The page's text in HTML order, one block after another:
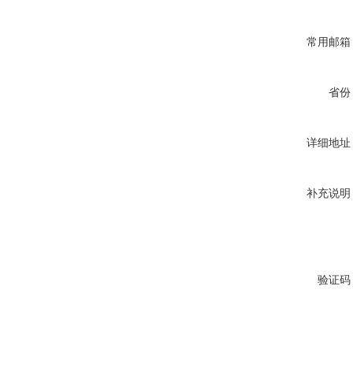
常用邮箱
省份
详细地址
补充说明
验证码